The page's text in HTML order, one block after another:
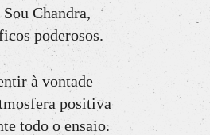
Chandra,
poderosos.
à vontade
positiva
todo o ensaio.